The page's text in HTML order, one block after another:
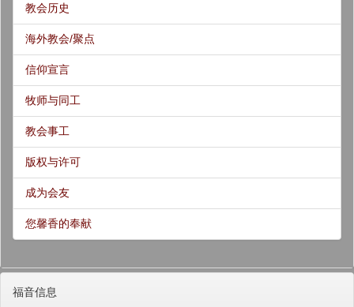
教会历史
海外教会/聚点
信仰宣言
牧师与同工
教会事工
版权与许可
成为会友
您馨香的奉献
福音信息